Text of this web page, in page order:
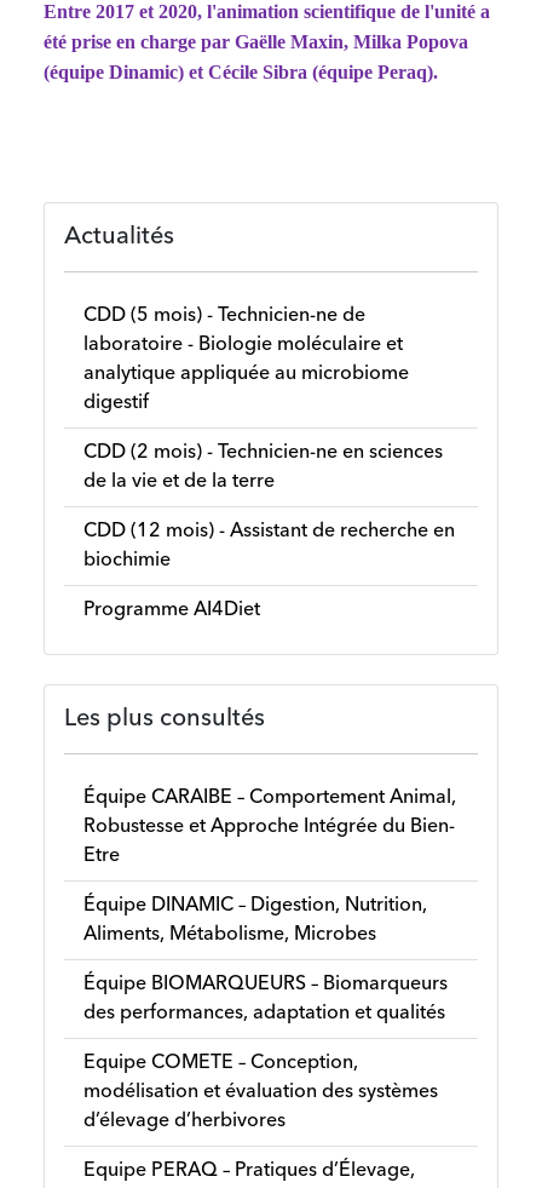
Entre 2017 et 2020, l'animation scientifique de l'unité a
été prise en charge par Gaëlle Maxin, Milka Popova
(équipe Dinamic) et Cécile Sibra (équipe Peraq).
Actualités
CDD (5 mois) - Technicien-ne de
laboratoire - Biologie moléculaire et
analytique appliquée au microbiome
digestif
CDD (2 mois) - Technicien-ne en sciences
de la vie et de la terre
CDD (12 mois) - Assistant de recherche en
biochimie
Programme AI4Diet
Les plus consultés
Équipe CARAIBE – Comportement Animal,
Robustesse et Approche Intégrée du Bien-
Etre
Équipe DINAMIC – Digestion, Nutrition,
Aliments, Métabolisme, Microbes
Équipe BIOMARQUEURS – Biomarqueurs
des performances, adaptation et qualités
Equipe COMETE – Conception,
modélisation et évaluation des systèmes
d’élevage d’herbivores
Equipe PERAQ – Pratiques d’Élevage,